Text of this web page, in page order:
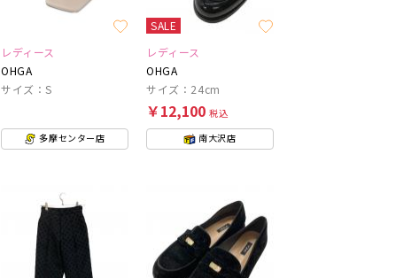
レディース
OHGA
サイズ：S
多摩センター店
SALE
レディース
OHGA
サイズ：24cm
￥12,100 税込
南大沢店